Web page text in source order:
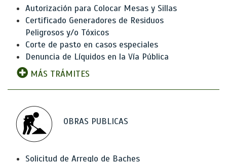
Autorización para Colocar Mesas y Sillas
Certificado Generadores de Residuos
Peligrosos y/o Tóxicos
Corte de pasto en casos especiales
Denuncia de Líquidos en la Vía Pública
MÁS TRÁMITES
OBRAS PUBLICAS
Solicitud de Arreglo de Baches